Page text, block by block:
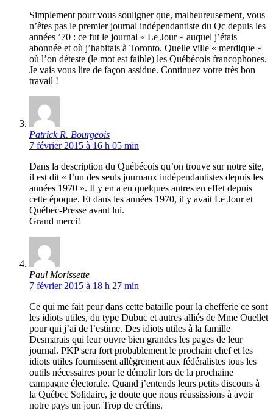
Simplement pour vous souligner que, malheureusement, vous
n’êtes pas le premier journal indépendantiste du Qc depuis les
années ’70 : ce fut le journal « Le Jour » auquel j’étais
abonnée et où j’habitais à Toronto. Quelle ville « merdique »
où l’on déteste (le mot est faible) les Québécois francophones.
Je vais vous lire de façon assidue. Continuez votre très bon
travail !
Patrick R. Bourgeois
7 février 2015 à 16 h 05 min
Dans la description du Québécois qu’on trouve sur notre site,
il est dit « l’un des seuls journaux indépendantistes depuis les
années 1970 ». Il y en a eu quelques autres en effet depuis
cette époque. Et dans les années 1970, il y avait Le Jour et
Québec-Presse avant lui.
Grand merci!
Paul Morissette
7 février 2015 à 18 h 27 min
Ce qui me fait peur dans cette bataille pour la chefferie ce sont
les idiots utiles, du type Dubuc et autres alliés de Mme Ouellet
pour qui j’ai de l’estime. Des idiots utiles à la famille
Desmarais qui leur ouvre bien grandes les pages de leur
journal. PKP sera fort probablement le prochain chef et les
idiots utiles fournissent allègrement aux fédéralistes tous les
outils nécessaires pour le démolir lors de la prochaine
campagne électorale. Quand j’entends leurs petits discours à
la Québec Solidaire, je doute que nous réussissions à avoir
notre pays un jour. Trop de crétins.